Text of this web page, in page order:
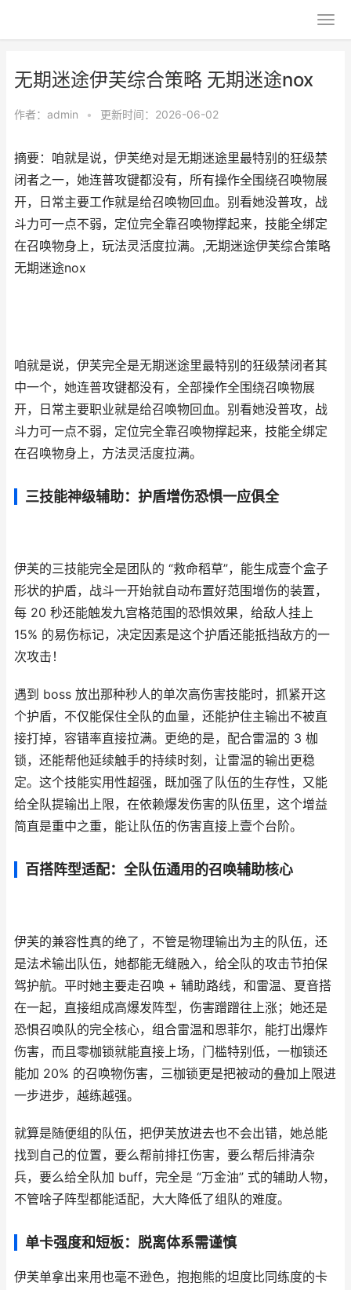
无期迷途伊芙综合策略 无期迷途nox
作者： admin • 更新时间：2026-06-02
摘要：咱就是说，伊芙绝对是无期迷途里最特别的狂级禁
闭者之一，她连普攻键都没有，所有操作全围绕召唤物展
开，日常主要工作就是给召唤物回血。别看她没普攻，战
斗力可一点不弱，定位完全靠召唤物撑起来，技能全绑定
在召唤物身上，玩法灵活度拉满。,无期迷途伊芙综合策略
无期迷途nox
咱就是说，伊芙完全是无期迷途里最特别的狂级禁闭者其
中一个，她连普攻键都没有，全部操作全围绕召唤物展
开，日常主要职业就是给召唤物回血。别看她没普攻，战
斗力可一点不弱，定位完全靠召唤物撑起来，技能全绑定
在召唤物身上，方法灵活度拉满。
三技能神级辅助：护盾增伤恐惧一应俱全
伊芙的三技能完全是团队的 “救命稻草”，能生成壹个盒子
形状的护盾，战斗一开始就自动布置好范围增伤的装置，
每 20 秒还能触发九宫格范围的恐惧效果，给敌人挂上
15% 的易伤标记，决定因素是这个护盾还能抵挡敌方的一
次攻击！
遇到 boss 放出那种秒人的单次高伤害技能时，抓紧开这
个护盾，不仅能保住全队的血量，还能护住主输出不被直
接打掉，容错率直接拉满。更绝的是，配合雷温的 3 枷
锁，还能帮他延续触手的持续时刻，让雷温的输出更稳
定。这个技能实用性超强，既加强了队伍的生存性，又能
给全队提输出上限，在依赖爆发伤害的队伍里，这个增益
简直是重中之重，能让队伍的伤害直接上壹个台阶。
百搭阵型适配：全队伍通用的召唤辅助核心
伊芙的兼容性真的绝了，不管是物理输出为主的队伍，还
是法术输出队伍，她都能无缝融入，给全队的攻击节拍保
驾护航。平时她主要走召唤 + 辅助路线，和雷温、夏音搭
在一起，直接组成高爆发阵型，伤害蹭蹭往上涨；她还是
恐惧召唤队的完全核心，组合雷温和恩菲尔，能打出爆炸
伤害，而且零枷锁就能直接上场，门槛特别低，一枷锁还
能加 20% 的召唤物伤害，三枷锁更是把被动的叠加上限进
一步进步，越练越强。
就算是随便组的队伍，把伊芙放进去也不会出错，她总能
找到自己的位置，要么帮前排扛伤害，要么帮后排清杂
兵，要么给全队加 buff，完全是 “万金油” 式的辅助人物，
不管啥子阵型都能适配，大大降低了组队的难度。
单卡强度和短板：脱离体系需谨慎
伊芙单拿出来用也毫不逊色，抱抱熊的坦度比同练度的卡